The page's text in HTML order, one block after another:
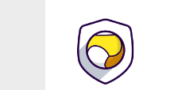
Команда